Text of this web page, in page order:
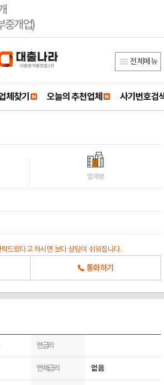
중개업)
전체메뉴
체찾기 오늘의 추천업체 사기번호검
업체명
드렸다고 하시면 보다 상담이 쉬워집니다.
통화하기
연금리
연체금리 없음